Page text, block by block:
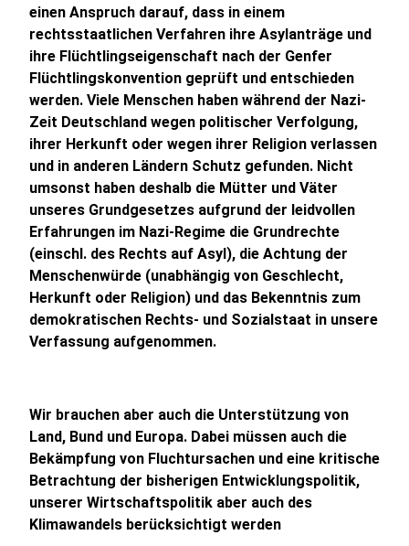
einen Anspruch darauf, dass in einem
rechtsstaatlichen Verfahren ihre Asylanträge und
ihre Flüchtlingseigenschaft nach der Genfer
Flüchtlingskonvention geprüft und entschieden
werden. Viele Menschen haben während der Nazi-
Zeit Deutschland wegen politischer Verfolgung,
ihrer Herkunft oder wegen ihrer Religion verlassen
und in anderen Ländern Schutz gefunden. Nicht
umsonst haben deshalb die Mütter und Väter
unseres Grundgesetzes aufgrund der leidvollen
Erfahrungen im Nazi-Regime die Grundrechte
(einschl. des Rechts auf Asyl), die Achtung der
Menschenwürde (unabhängig von Geschlecht,
Herkunft oder Religion) und das Bekenntnis zum
demokratischen Rechts- und Sozialstaat in unsere
Verfassung aufgenommen.
Wir brauchen aber auch die Unterstützung von
Land, Bund und Europa. Dabei müssen auch die
Bekämpfung von Fluchtursachen und eine kritische
Betrachtung der bisherigen Entwicklungspolitik,
unserer Wirtschaftspolitik aber auch des
Klimawandels berücksichtigt werden